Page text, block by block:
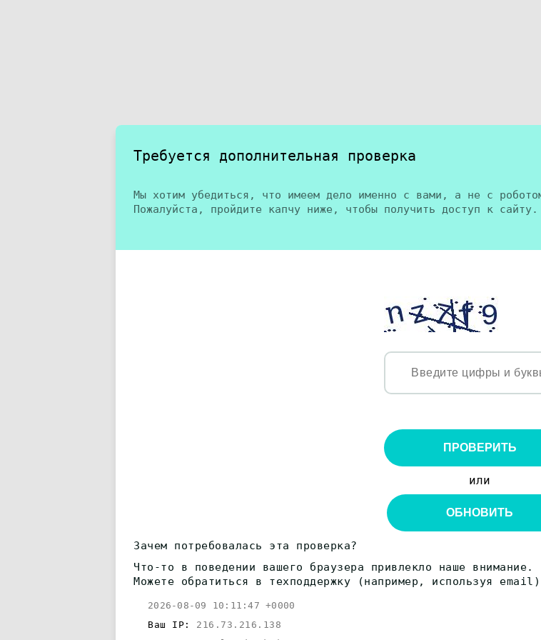
Требуется дополнительная проверка
Мы хотим убедиться, что имеем дело именно с вами, а не с
Пожалуйста, пройдите капчу ниже, чтобы получить доступ к сайту.
ПРОВЕРИТЬ
или
ОБНОВИТЬ
Зачем потребовалась эта проверка?
Что-то в поведении вашего браузера привлекло наше внимание.
Можете обратиться в техподдержку (например, используя
2026-08-09 10:11:47 +0000
Ваш IP: 216.73.216.138